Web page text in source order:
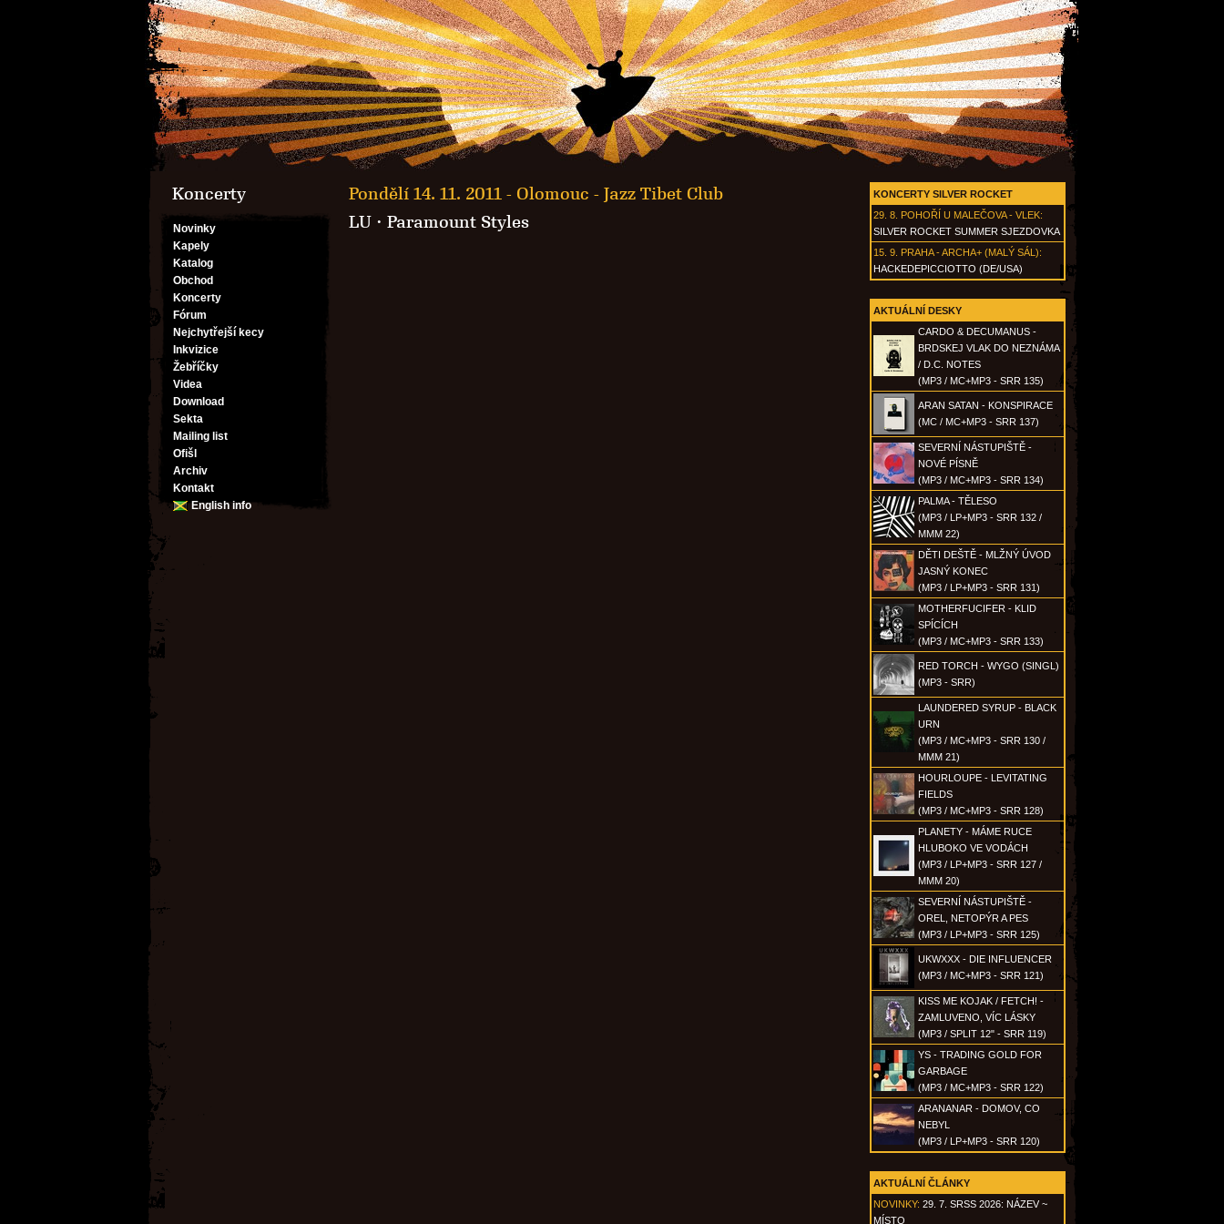
Koncerty
Novinky
Kapely
Katalog
Obchod
Koncerty
Fórum
Nejchytřejší kecy
Inkvizice
Žebříčky
Videa
Download
Sekta
Mailing list
Ofišl
Archiv
Kontakt
English info
KONCERTY SILVER ROCKET
29. 8. POHOŘÍ U MALEČOVA - VLEK:
SILVER ROCKET SUMMER SJEZDOVKA
15. 9. PRAHA - ARCHA+ (MALÝ SÁL):
HACKEDEPICCIOTTO (DE/USA)
AKTUÁLNÍ DESKY
CARDO & DECUMANUS -
BRDSKEJ VLAK DO NEZNÁMA
/ D.C. NOTES
(MP3 / MC+MP3 - SRR 135)
ARAN SATAN - KONSPIRACE
(MC / MC+MP3 - SRR 137)
SEVERNÍ NÁSTUPIŠTĚ -
NOVÉ PÍSNĚ
(MP3 / MC+MP3 - SRR 134)
PALMA - TĚLESO
(MP3 / LP+MP3 - SRR 132 /
MMM 22)
DĚTI DEŠTĚ - MLŽNÝ ÚVOD
JASNÝ KONEC
(MP3 / LP+MP3 - SRR 131)
MOTHERFUCIFER - KLID
SPÍCÍCH
(MP3 / MC+MP3 - SRR 133)
RED TORCH - WYGO (SINGL)
(MP3 - SRR)
LAUNDERED SYRUP - BLACK
URN
(MP3 / MC+MP3 - SRR 130 /
MMM 21)
HOURLOUPE - LEVITATING
FIELDS
(MP3 / MC+MP3 - SRR 128)
PLANETY - MÁME RUCE
HLUBOKO VE VODÁCH
(MP3 / LP+MP3 - SRR 127 /
MMM 20)
SEVERNÍ NÁSTUPIŠTĚ -
OREL, NETOPÝR A PES
(MP3 / LP+MP3 - SRR 125)
UKWXXX - DIE INFLUENCER
(MP3 / MC+MP3 - SRR 121)
KISS ME KOJAK / FETCH! -
ZAMLUVENO, VÍC LÁSKY
(MP3 / SPLIT 12" - SRR 119)
YS - TRADING GOLD FOR
GARBAGE
(MP3 / MC+MP3 - SRR 122)
ARANANAR - DOMOV, CO
NEBYL
(MP3 / LP+MP3 - SRR 120)
AKTUÁLNÍ ČLÁNKY
NOVINKY: 29. 7. SRSS 2026: NÁZEV ~
MÍSTO
Pondělí 14. 11. 2011 - Olomouc - Jazz Tibet Club
LU · Paramount Styles